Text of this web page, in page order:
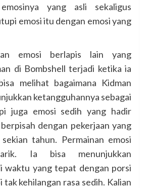
yang asli sekaligus
emosi itu dengan emosi yang
emosi berlapis lain yang
di Bombshell terjadi ketika ia
melihat bagaimana Kidman
ketangguhannya sebagai
juga emosi sedih yang hadir
dengan pekerjaan yang
tahun. Permainan emosi
Ia bisa menunjukkan
waktu yang tepat dengan porsi
kehilangan rasa sedih. Kalian